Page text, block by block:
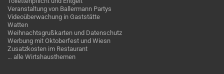
Veranstaltung von Ballermann Partys
Videoüberwachung in Gaststätte
Watten
Weihnachtsgrußkarten und Datenschutz
Werbung mit Oktoberfest und Wiesn
Zusatzkosten im Restaurant
… alle Wirtshausthemen